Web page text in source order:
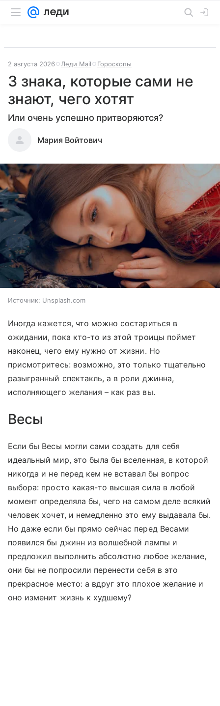
2 августа 2026 Леди Mail Гороскопы
3 знака, которые сами не
знают, чего хотят
Или очень успешно притворяются?
Мария Войтович
Источник: Unsplash.com
Иногда кажется, что можно состариться в
ожидании, пока кто-то из этой троицы поймет
наконец, чего ему нужно от жизни. Но
присмотритесь: возможно, это только тщательно
разыгранный спектакль, а в роли джинна,
исполняющего желания – как раз вы.
Весы
Если бы Весы могли сами создать для себя
идеальный мир, это была бы вселенная, в которой
никогда и не перед кем не вставал бы вопрос
выбора: просто какая-то высшая сила в любой
момент определяла бы, чего на самом деле всякий
человек хочет, и немедленно это ему выдавала бы.
Но даже если бы прямо сейчас перед Весами
появился бы джинн из волшебной лампы и
предложил выполнить абсолютно любое желание,
они бы не попросили перенести себя в это
прекрасное место: а вдруг это плохое желание и
оно изменит жизнь к худшему?